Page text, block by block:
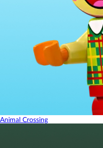
Animal Crossing